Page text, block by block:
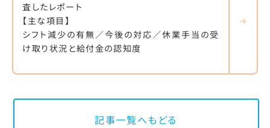
査したレポート
【主な項目】
シフト減少の有無／今後の対応／休業手当の受
け取り状況と給付金の認知度
記事一覧へもどる